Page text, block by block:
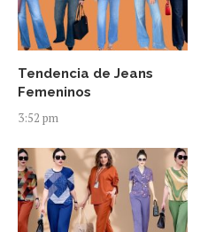
Tendencia de Jeans
Femeninos
3:52 pm